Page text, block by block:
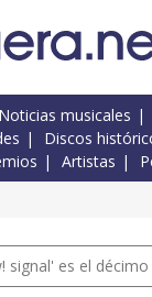
Noticias musicales
Discos
Artistas
signal' es el